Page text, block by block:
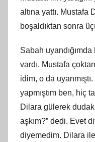
altına yattı. Mustafa
boşaldıktan sonra
Sabah
vardı. Mustafa
idim, o da
yapmıştım ben, hiç
Dilara gülerek
aşkım?” dedi. Evet
diyemedim. Dilara